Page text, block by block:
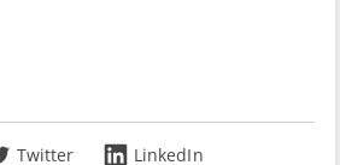
Twitter LinkedIn